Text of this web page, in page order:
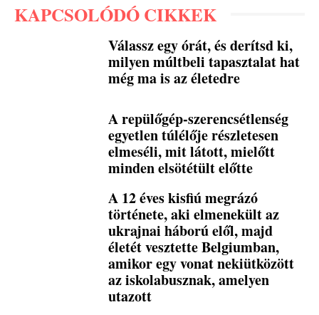
KAPCSOLÓDÓ CIKKEK
Válassz egy órát, és derítsd ki,
milyen múltbeli tapasztalat hat
még ma is az életedre
A repülőgép-szerencsétlenség
egyetlen túlélője részletesen
elmeséli, mit látott, mielőtt
minden elsötétült előtte
A 12 éves kisfiú megrázó
története, aki elmenekült az
ukrajnai háború elől, majd
életét vesztette Belgiumban,
amikor egy vonat nekiütközött
az iskolabusznak, amelyen
utazott